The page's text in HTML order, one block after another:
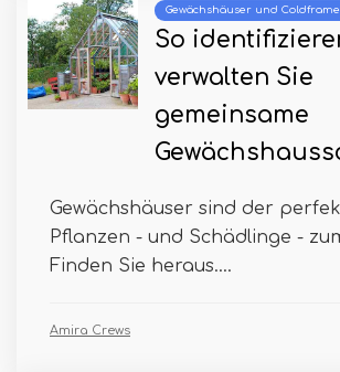
Gewächshäuser und
So
verwalten Sie
gemeinsame
Gewächshäuser sind der
Pflanzen - und Schädlinge -
Finden Sie heraus....
Amira Crews